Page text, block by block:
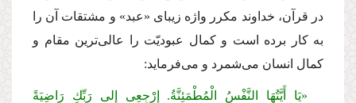
در قرآن، خداوند مكرر واژه زیباى «عبد» و مشتقات آن را
به كار برده است و كمال عبودیّت را عالى‌ترین مقام و
كمال انسان مى‌شمرد و مى‌فرماید:
«یَا أَیَّتُهَا النَّفْسُ الْمُطْمَئِنَّةُ. إِرْجِعِى إِلى رَبِّكِ رَاضِیَةً